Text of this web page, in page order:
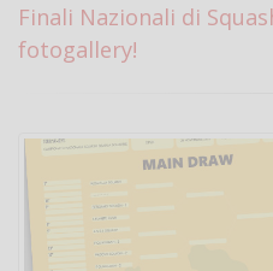
Finali Nazionali di
fotogallery!